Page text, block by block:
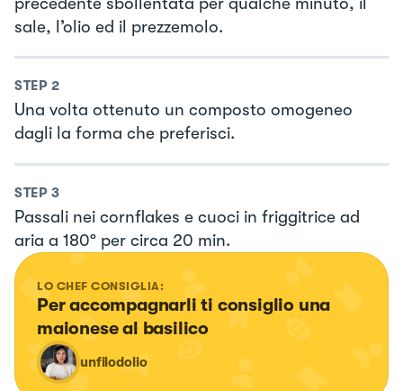
sale, l’olio ed il prezzemolo.
STEP 2
Una volta ottenuto un composto omogeneo
dagli la forma che preferisci.
STEP 3
Passali nei cornflakes e cuoci in friggitrice ad
aria a 180º per circa 20 min.
LO CHEF CONSIGLIA:
Per accompagnarli ti consiglio una
maionese al basilico
unfilodolio